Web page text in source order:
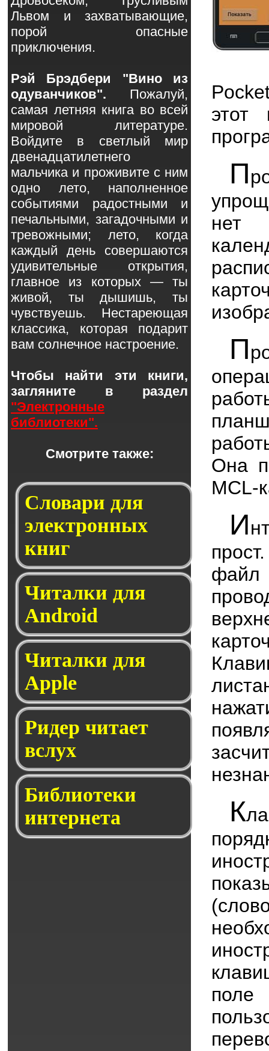
этот
П
нет
П
Она
MCL-
И
файл
К
поле
Львом и захватывающие,
порой опасные
приключения.
Рэй Брэдбери "Вино из
одуванчиков". Пожалуй,
самая летняя книга во всей
мировой литературе.
Войдите в светлый мир
двенадцатилетнего
мальчика и проживите с ним
одно лето, наполненное
событиями радостными и
печальными, загадочными и
тревожными; лето, когда
каждый день совершаются
удивительные открытия,
главное из которых — ты
живой, ты дышишь, ты
чувствуешь. Нестареющая
классика, которая подарит
вам солнечное настроение.
Чтобы найти эти книги,
загляните в раздел
"Электронные
библиотеки".
Смотрите также:
Словари для
электронных
книг
Читалки для
Android
Читалки для
Apple
Ридер читает
вслух
Библиотеки
интернета